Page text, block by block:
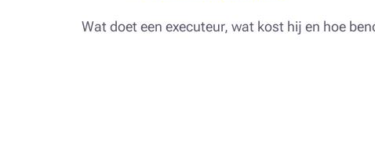
Wat doet een executeur, wat kost hij en hoe